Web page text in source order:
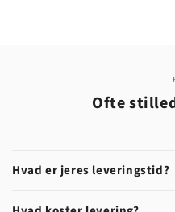
Ofte
Hvad er jeres leveringstid?